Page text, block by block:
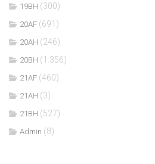
19BH (300)
20AF (691)
20AH (246)
20BH (1.356)
21AF (460)
21AH (3)
21BH (527)
Admin (8)